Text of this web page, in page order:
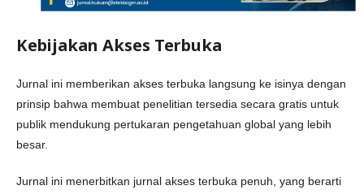
Kebijakan Akses Terbuka
Jurnal ini memberikan akses terbuka langsung ke isinya dengan
prinsip bahwa membuat penelitian tersedia secara gratis untuk
publik mendukung pertukaran pengetahuan global yang lebih
besar.
Jurnal ini menerbitkan jurnal akses terbuka penuh, yang berarti